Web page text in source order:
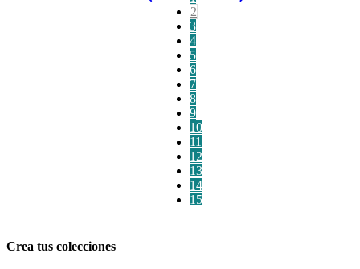
2
3
4
5
6
7
8
9
10
11
12
13
14
15
Crea tus colecciones